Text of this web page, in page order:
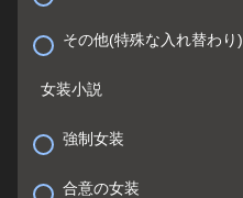
その他(特殊な入れ替わり)
女装小説
強制女装
合意の女装